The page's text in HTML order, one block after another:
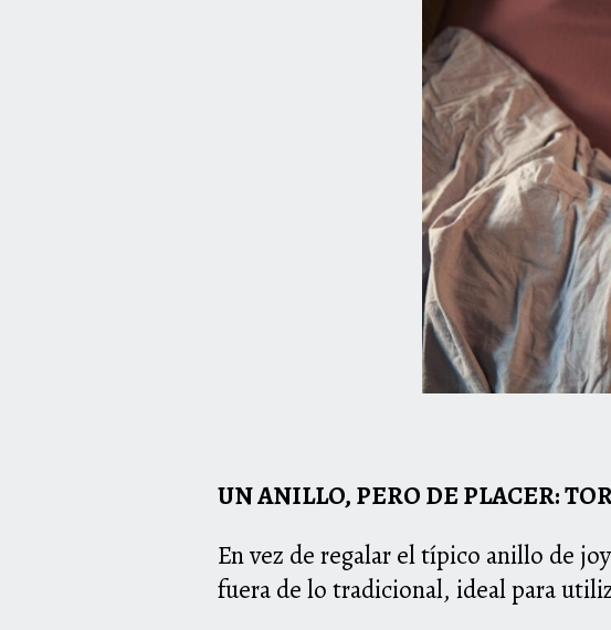
UN ANILLO, PERO DE PLACER:
En vez de regalar el típico anillo de
fuera de lo tradicional, ideal para